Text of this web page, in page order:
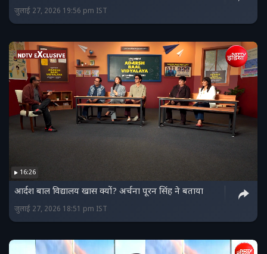
जुलाई 27, 2026 19:56 pm IST
16:26
आर्दश बाल विद्यालय खास क्यों? अर्चना पूरन सिंह ने बताया
जुलाई 27, 2026 18:51 pm IST